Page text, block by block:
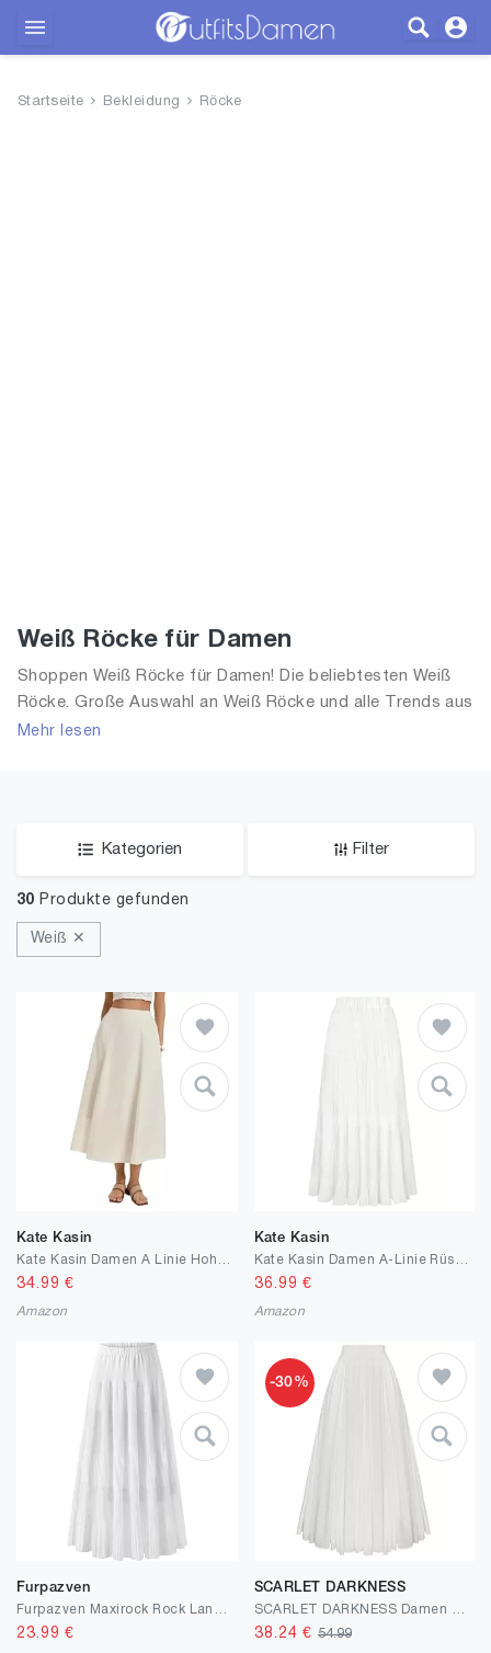
Startseite Bekleidung Röcke
Weiß Röcke für Damen
Shoppen Weiß Röcke für Damen! Die beliebtesten Weiß
Röcke. Große Auswahl an Weiß Röcke und alle Trends aus
2026 für Frauen!
Mehr lesen
Kategorien Filter
30 Produkte gefunden
Weiß ✕
Kate Kasin
34.99 €
Amazon
Kate Kasin
36.99 €
Amazon
Furpazven
23.99 €
-30%
SCARLET DARKNESS
38.24 € 54.99